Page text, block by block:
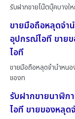
รับฝากขายโน๊ตบุ๊คบางใ
ขายมือถือหลุดจำ
อุปกรณ์ไอที ขาย
ไอที
ขายมือถือหลุดจำนำหนอ
ของท
รับฝากขายนาฬิก
ไอที ขายของหลุ